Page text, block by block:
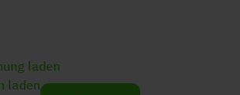
laden
laden